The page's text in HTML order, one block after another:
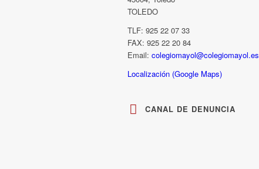
TOLEDO
TLF: 925 22 07 33
FAX: 925 22 20 84
Email: colegiomayol@colegiomayol.es
Localización (Google Maps)
CANAL DE DENUNCIA